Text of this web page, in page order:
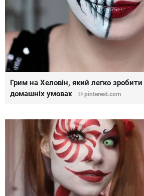
Грим на Хеловін, який легко
домашніх умовах
© pinterest.com